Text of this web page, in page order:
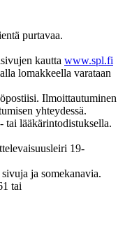
purtavaa.
kautta www.spl.fi
lomakkeella varataan
Ilmoittautuminen
yhteydessä.
tai lääkärintodistuksella.
19-
ja somekanavia.
tai